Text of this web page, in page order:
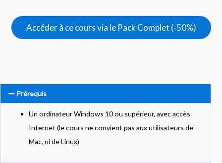
Prérequis
Un ordinateur Windows 10 ou supérieur, avec accès
Internet (le cours ne convient pas aux utilisateurs de
Mac, ni de Linux)
Accéder à ce cours via le Pack Complet (-50%)